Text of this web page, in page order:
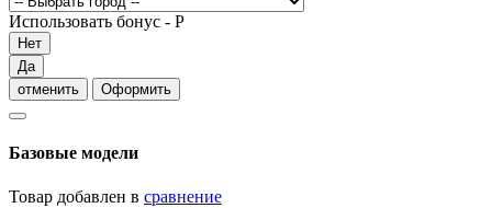
Использовать бонус - Р
Нет
Да
отменить
Оформить
Базовые модели
Товар добавлен в сравнение